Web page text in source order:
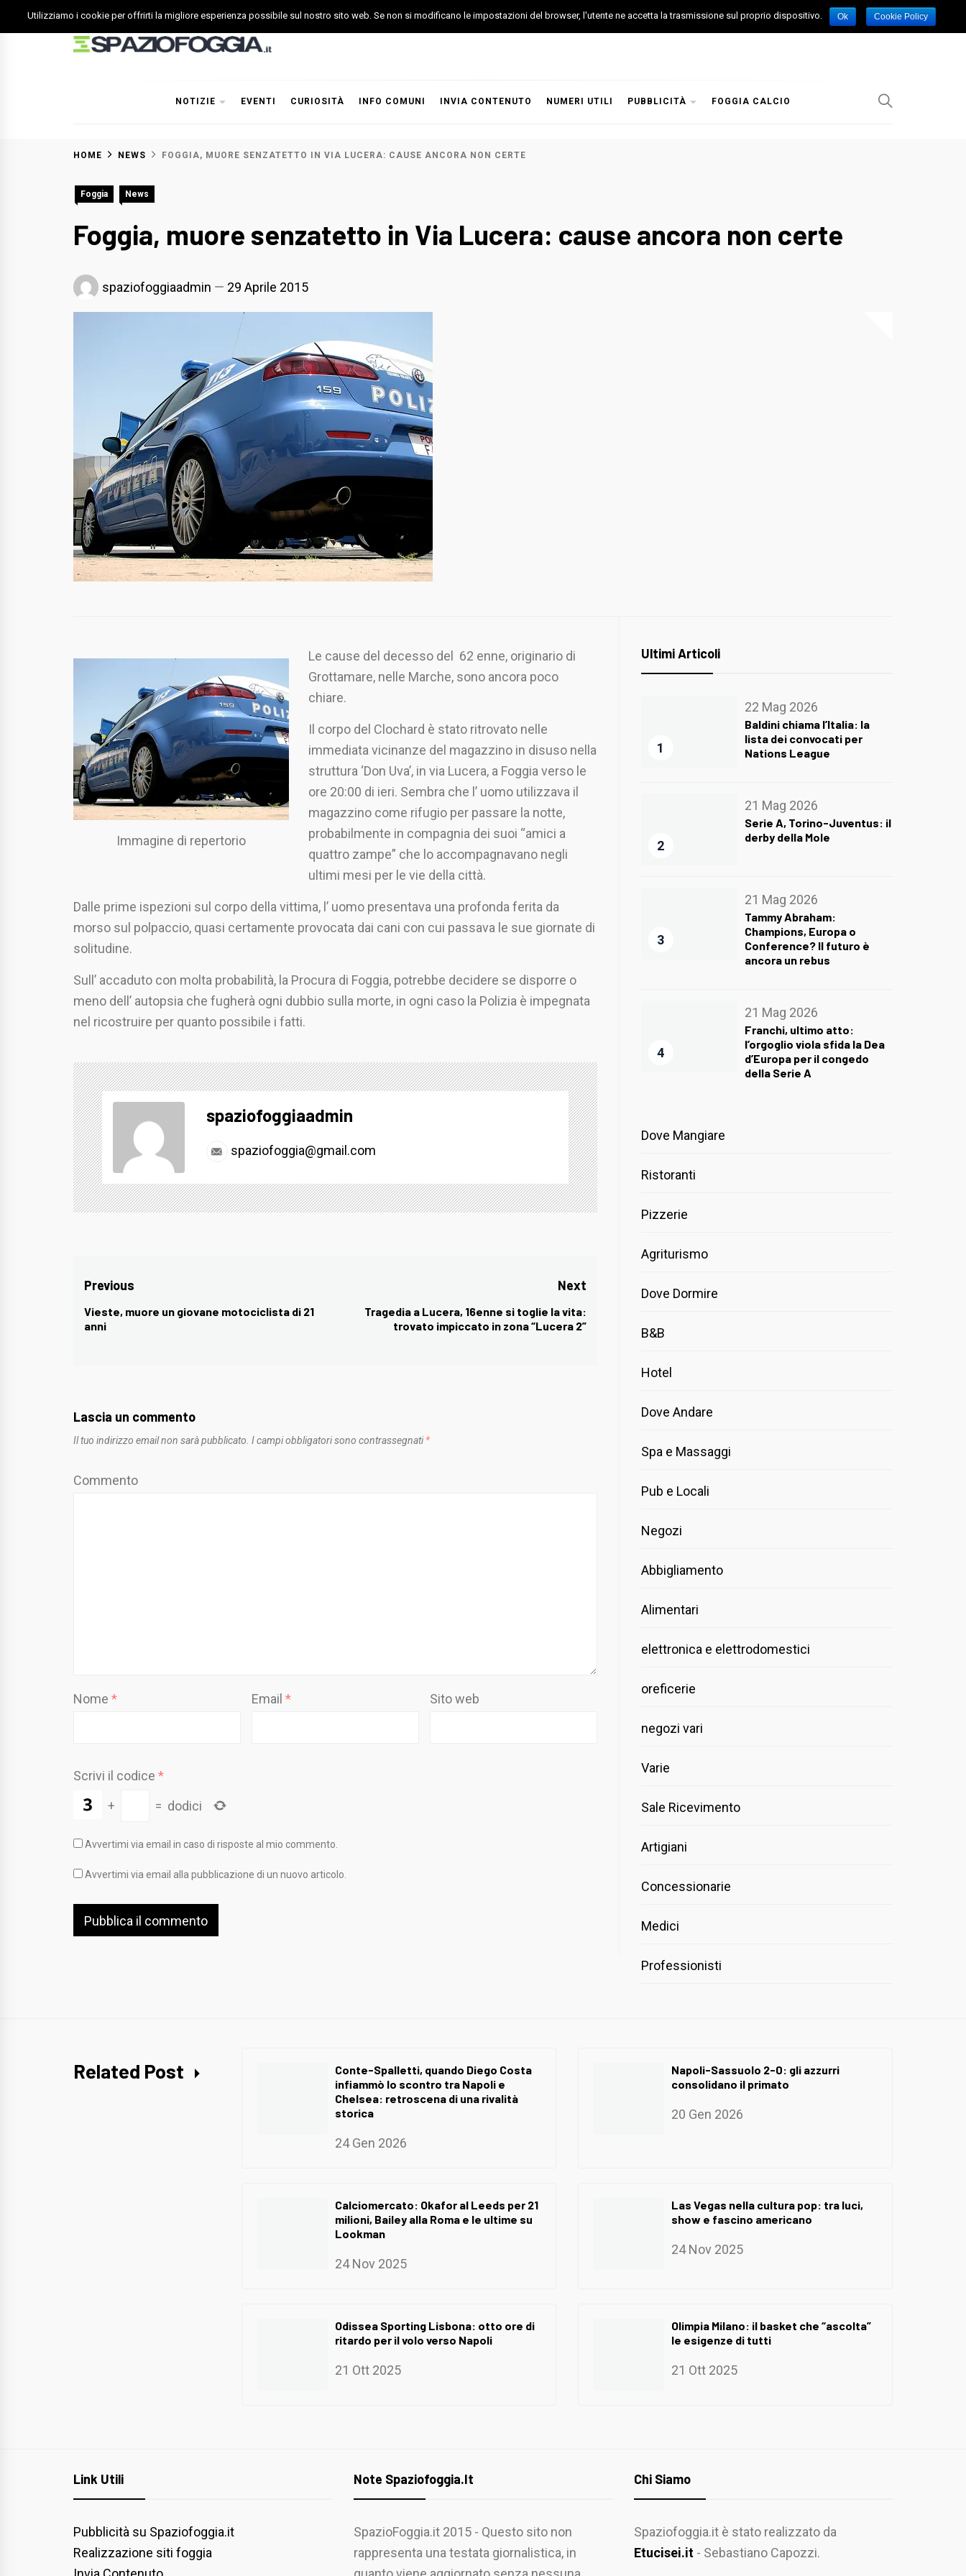
to
NOTIZIE EVENTI CURIOSITÀ INFO COMUNI INVIA CONTENUTO NUMERI UTILI PUBBLICITÀ FOGGIA CALCIO
HOME NEWS FOGGIA, MUORE SENZATETTO IN VIA LUCERA: CAUSE ANCORA NON CERTE
Foggia News
Foggia, muore senzatetto in Via Lucera: cause ancora non certe
spaziofoggiaadmin 29 Aprile 2015
Immagine di repertorio
Le cause del decesso del 62 enne, originario di
Grottamare, nelle Marche, sono ancora poco
chiare.
Il corpo del Clochard è stato ritrovato nelle
immediata vicinanze del magazzino in disuso nella
struttura ‘Don Uva’, in via Lucera, a Foggia verso le
ore 20:00 di ieri. Sembra che l’ uomo utilizzava il
magazzino come rifugio per passare la notte,
probabilmente in compagnia dei suoi “amici a
quattro zampe” che lo accompagnavano negli
ultimi mesi per le vie della città.
Dalle prime ispezioni sul corpo della vittima, l’ uomo presentava una profonda ferita da
morso sul polpaccio, quasi certamente provocata dai cani con cui passava le sue giornate di
solitudine.
Sull’ accaduto con molta probabilità, la Procura di Foggia, potrebbe decidere se disporre o
meno dell’ autopsia che fugherà ogni dubbio sulla morte, in ogni caso la Polizia è impegnata
nel ricostruire per quanto possibile i fatti.
spaziofoggiaadmin
spaziofoggia@gmail.com
Navigazione
articoli
Previous
Previous
post:
Vieste, muore un giovane motociclista di 21
anni
Next
Next
Tragedia a Lucera, 16enne si toglie la vita:
trovato impiccato in zona “Lucera 2”
Lascia un commento
Il tuo indirizzo email non sarà pubblicato. I campi obbligatori sono contrassegnati *
Commento
Nome * Email * Sito web
Scrivi il codice *
+
= dodici
Avvertimi via email in caso di risposte al mio commento.
Avvertimi via email alla pubblicazione di un nuovo articolo.
Ultimi Articoli
1
22 Mag 2026
Baldini chiama l’Italia: la
lista dei convocati per
Nations League
2
21 Mag 2026
Serie A, Torino-Juventus: il
derby della Mole
3
21 Mag 2026
Tammy Abraham:
Champions, Europa o
Conference? Il futuro è
ancora un rebus
4
21 Mag 2026
Franchi, ultimo atto:
l’orgoglio viola sfida la Dea
d’Europa per il congedo
della Serie A
Dove Mangiare
Ristoranti
Pizzerie
Agriturismo
Dove Dormire
B&B
Hotel
Dove Andare
Spa e Massaggi
Pub e Locali
Negozi
Abbigliamento
Alimentari
elettronica e elettrodomestici
oreficerie
negozi vari
Varie
Sale Ricevimento
Artigiani
Concessionarie
Medici
Professionisti
Related Post
Conte-Spalletti, quando Diego Costa
infiammò lo scontro tra Napoli e
Chelsea: retroscena di una rivalità
storica
24 Gen 2026
Napoli-Sassuolo 2-0: gli azzurri
consolidano il primato
20 Gen 2026
Calciomercato: Okafor al Leeds per 21
milioni, Bailey alla Roma e le ultime su
Lookman
24 Nov 2025
Las Vegas nella cultura pop: tra luci,
show e fascino americano
24 Nov 2025
Odissea Sporting Lisbona: otto ore di
ritardo per il volo verso Napoli
21 Ott 2025
Olimpia Milano: il basket che “ascolta”
le esigenze di tutti
21 Ott 2025
Link Utili
Pubblicità su Spaziofoggia.it
Realizzazione siti foggia
Note Spaziofoggia.it
SpazioFoggia.it 2015 - Questo sito non
rappresenta una testata giornalistica, in
Chi Siamo
Spaziofoggia.it è stato realizzato da
Etucisei.it - Sebastiano Capozzi.
Utilizziamo i cookie per offrirti la migliore esperienza possibile sul nostro sito web. Se non si modificano le impostazioni del browser, l'utente ne accetta la trasmissione sul proprio dispositivo. Ok Cookie Policy